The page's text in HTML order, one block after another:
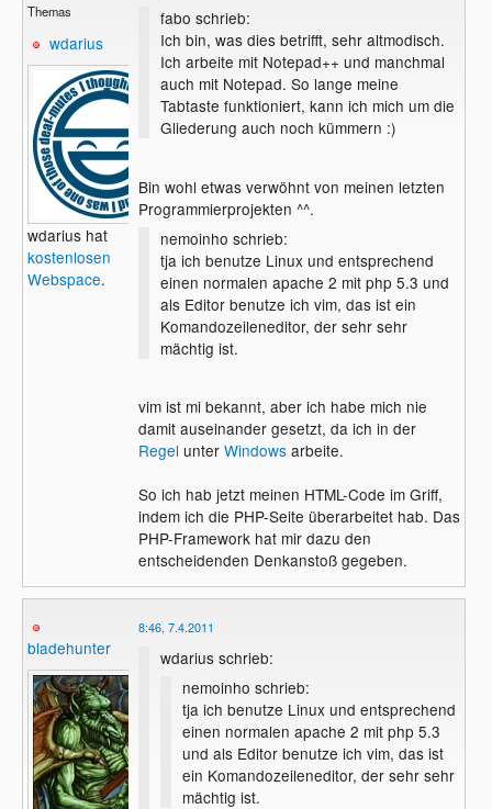
Themas
wdarius
wdarius hat
kostenlosen
Webspace.
fabo schrieb:
Ich bin, was dies betrifft, sehr altmodisch.
Ich arbeite mit Notepad++ und manchmal
auch mit Notepad. So lange meine
Tabtaste funktioniert, kann ich mich um die
Gliederung auch noch kümmern :)
Bin wohl etwas verwöhnt von meinen letzten
Programmierprojekten ^^.
nemoinho schrieb:
tja ich benutze Linux und entsprechend
einen normalen apache 2 mit php 5.3 und
als Editor benutze ich vim, das ist ein
Komandozeileneditor, der sehr sehr
mächtig ist.
vim ist mi bekannt, aber ich habe mich nie
damit auseinander gesetzt, da ich in der
Regel unter Windowsarbeite.
So ich hab jetzt meinen HTML-Code im Griff,
indem ich die PHP-Seite überarbeitet hab. Das
PHP-Framework hat mir dazu den
entscheidenden Denkanstoß gegeben.
bladehunter
8:46, 7.4.2011
wdarius schrieb:
nemoinho schrieb:
tja ich benutze Linux und entsprechend
einen normalen apache 2 mit php 5.3
und als Editor benutze ich vim, das ist
ein Komandozeileneditor, der sehr sehr
mächtig ist.